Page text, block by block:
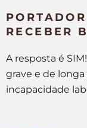
RECEBER
A resposta é
grave e de
incapacidade